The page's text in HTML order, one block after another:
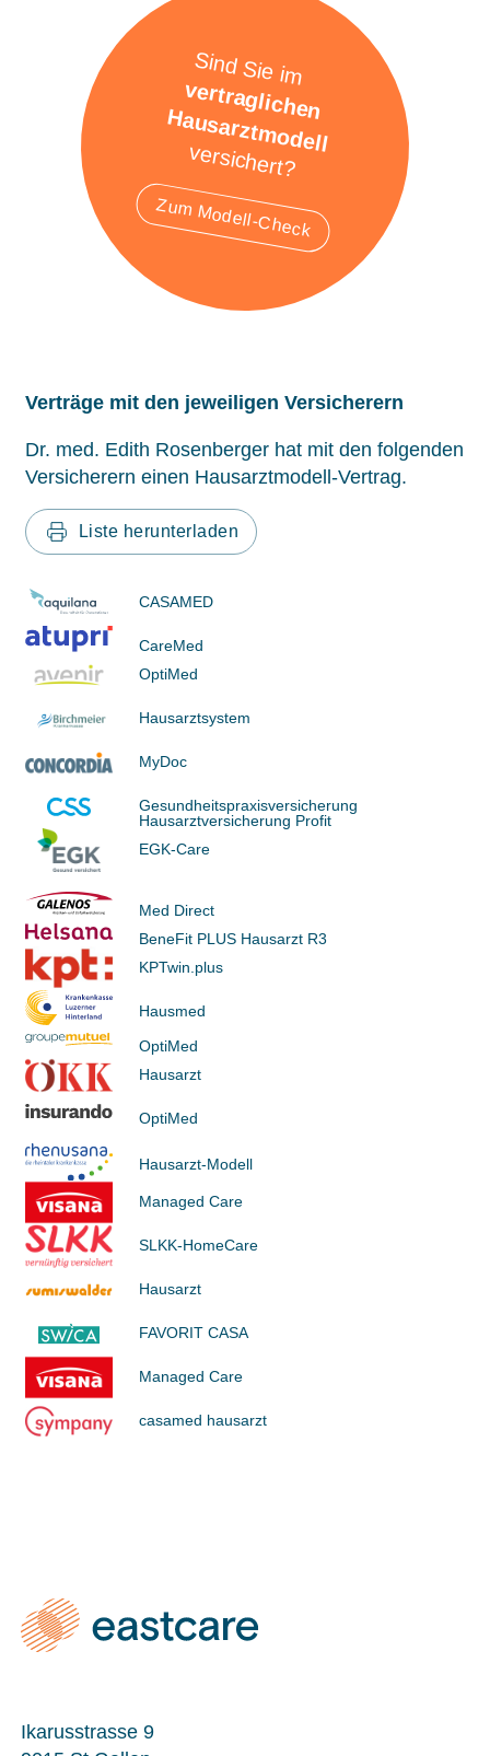
Sind Sie im
vertraglichen
Hausarztmodell
versichert?
Zum Modell-Check
Verträge mit den jeweiligen Versicherern
Dr. med. Edith Rosenberger hat mit den folgenden
Versicherern einen Hausarztmodell-Vertrag.
Liste herunterladen
CASAMED
CareMed
OptiMed
Hausarztsystem
MyDoc
Gesundheitspraxisversicherung
Hausarztversicherung Profit
EGK-Care
Med Direct
BeneFit PLUS Hausarzt R3
KPTwin.plus
Hausmed
OptiMed
Hausarzt
OptiMed
Hausarzt-Modell
Managed Care
SLKK-HomeCare
Hausarzt
FAVORIT CASA
Managed Care
casamed hausarzt
Ikarusstrasse 9